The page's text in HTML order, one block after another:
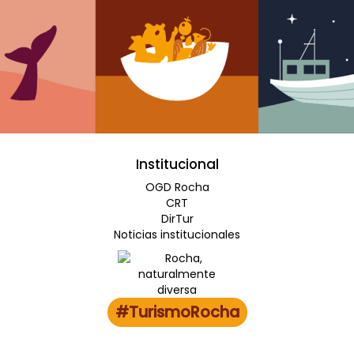
Institucional
OGD Rocha
CRT
DirTur
Noticias institucionales
#TurismoRocha